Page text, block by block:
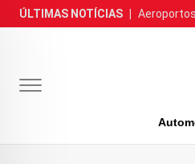
Skip
to
ÚLTIMAS NOTÍCIAS